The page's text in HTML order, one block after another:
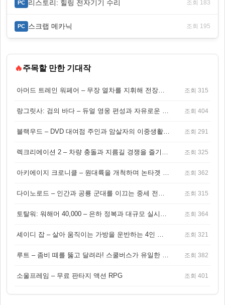
PC 리스토리: 힐링 전자기기 수리 조회 183
PC 스크랩 메카닉 조회 195
🔥주목할 만한 기대작
아머드 트레인 워페어 – 무장 열차를 지휘해 전장을 돌파하는 생존 전투 게임 조회 315
랑그릿사: 검의 바다 – 듀얼 영웅 편성과 자유로운 탐험을 결합한 판타지 전략 RPG 조회 404
블랙우드 – DVD 대여점 주인과 암살자의 이중생활을 그린 3인칭 액션 스릴러 게임 조회 291
렉크리에이션 2 – 차량 충돌과 지름길 경쟁을 즐기는 오픈월드 아케이드 레이싱 게임 조회 325
아키에이지 크로니클 – 원대륙을 개척하며 논타겟 전투를 즐기는 오픈월드 MMORPG 조회 362
다이노로드 – 인간과 공룡 군대를 이끄는 중세 전략 액션 RPG 조회 315
토탈워: 워해머 40,000 – 은하 정복과 대규모 실시간 전투가 결합된 전략 게임! 조회 364
셰이디 잡 – 살아 움직이는 가방을 운반하는 4인 협동 물리 어드벤처 게임 조회 321
루트 – 좀비 떼를 뚫고 달려라! 스쿨버스가 유일한 집이 되는 4인 협동 생존 게임 조회 382
소울프레임 – 무료 판타지 액션 RPG 조회 401